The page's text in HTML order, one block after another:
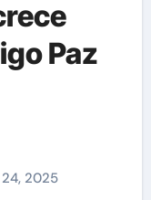
Paz
2025